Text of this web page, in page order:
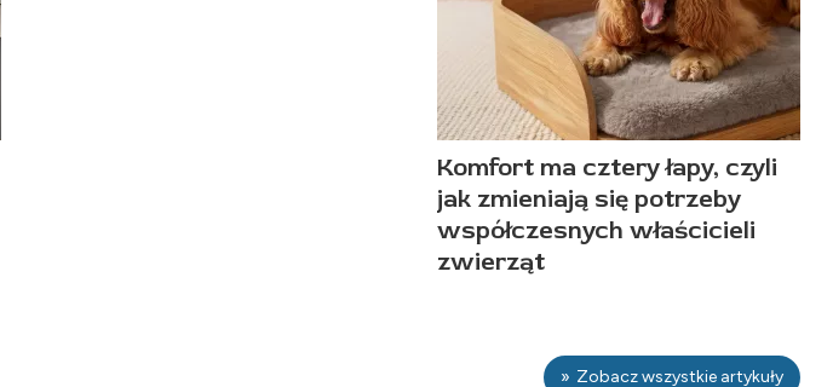
Komfort ma cztery łapy, czyli
jak zmieniają się potrzeby
współczesnych właścicieli
zwierząt
Zobacz wszystkie artykuły